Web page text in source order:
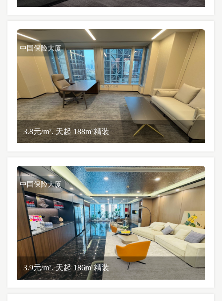
中国保险大厦
3.8元/m². 天起 188m²精装
中国保险大厦
3.9元/m². 天起 186m²精装